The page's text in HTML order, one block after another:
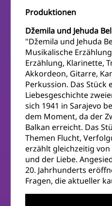
Produktionen
Džemila und Jehuda
"Džemila und Jehuda
Musikalische
Erzählung, Klarinette,
Akkordeon, Gitarre,
Perkussion. Das Stück
Liebesgeschichte
sich 1941 in Sarajevo
dem Moment, da der
Balkan erreicht. Das
Themen Flucht,
erzählt gleichzeitig
und der Liebe.
20. Jahrhunderts
Fragen, die aktueller